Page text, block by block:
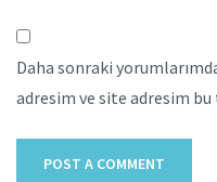
Daha sonraki
adresim ve site adresim bu